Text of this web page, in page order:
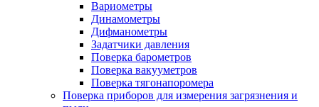
Вариометры
Динамометры
Дифманометры
Задатчики давления
Поверка барометров
Поверка вакууметров
Поверка тягонапоромера
Поверка приборов для измерения загрязнения и